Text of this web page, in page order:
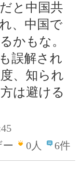
と中国共
、中国で
かもな。
誤解され
、知られ
は避ける
0人 6件